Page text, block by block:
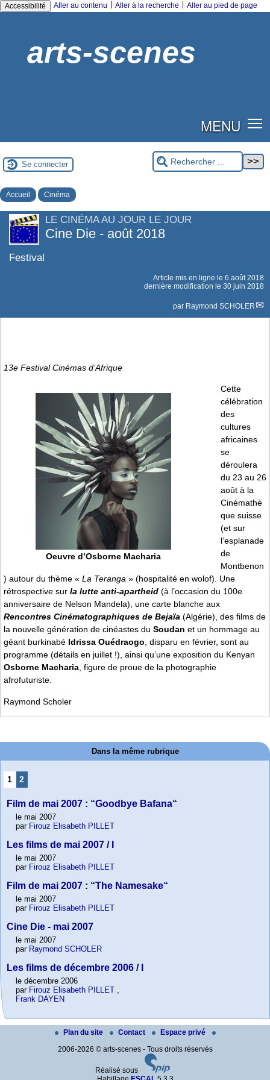
Accessibilité Aller au contenu Aller à la recherche Aller au pied de page
arts-scenes
MENU
Se connecter
Accueil Cinéma
LE CINÉMA AU JOUR LE JOUR
Cine Die - août 2018
Festival
Article mis en ligne le 6 août 2018
dernière modification le 30 juin 2018
par Raymond SCHOLER
13e Festival Cinémas d’Afrique
Oeuvre d’Osborne Macharia
Cette
célébration
des
cultures
africaines
se
déroulera
du 23 au 26
août à la
Cinémathè
que suisse
(et sur
l’esplanade
de
Montbenon
) autour du thème « La Teranga » (hospitalité en wolof). Une
rétrospective sur la lutte anti-apartheid (à l’occasion du 100e
anniversaire de Nelson Mandela), une carte blanche aux
Rencontres Cinématographiques de Bejaïa (Algérie), des films de
la nouvelle génération de cinéastes du Soudan et un hommage au
géant burkinabé Idrissa Ouédraogo, disparu en février, sont au
programme (détails en juillet !), ainsi qu’une exposition du Kenyan
Osborne Macharia, figure de proue de la photographie
afrofuturiste.
Raymond Scholer
Dans la même rubrique
1 2
Film de mai 2007 : “Goodbye Bafana“
le mai 2007
par Firouz Elisabeth PILLET
Les films de mai 2007 / I
le mai 2007
par Firouz Elisabeth PILLET
Film de mai 2007 : “The Namesake“
le mai 2007
par Firouz Elisabeth PILLET
Cine Die - mai 2007
le mai 2007
par Raymond SCHOLER
Les films de décembre 2006 / I
le décembre 2006
par Firouz Elisabeth PILLET ,
Frank DAYEN
Plan du site Contact
Espace privé
2006-2026 © arts-scenes - Tous droits réservés
Réalisé sous